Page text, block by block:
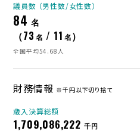
議員数 （男性数/女性数）
84 名
（73 名 / 11 名）
全国平均54.68人
財務情報 ※千円以下切り捨て
歳入決算総額
1,709,086,222 千円